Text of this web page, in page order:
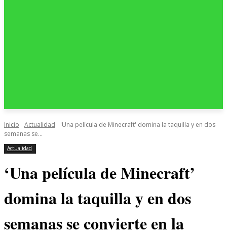
Inicio Actualidad
'Una película de Minecraft' domina la taquilla y en dos
semanas se...
Actualidad
‘Una película de Minecraft’
domina la taquilla y en dos
semanas se convierte en la